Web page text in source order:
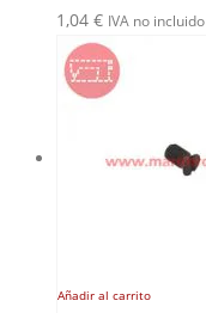
1,04 € IVA no incluido
Añadir al carrito